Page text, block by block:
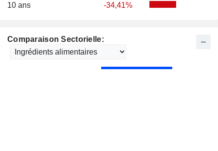
10 ans
-34,41%
Comparaison Sectorielle: